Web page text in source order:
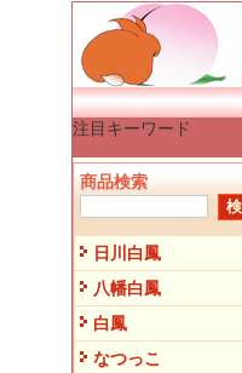
注目キーワード
商品検索
日川白鳳
八幡白鳳
白鳳
なつっこ